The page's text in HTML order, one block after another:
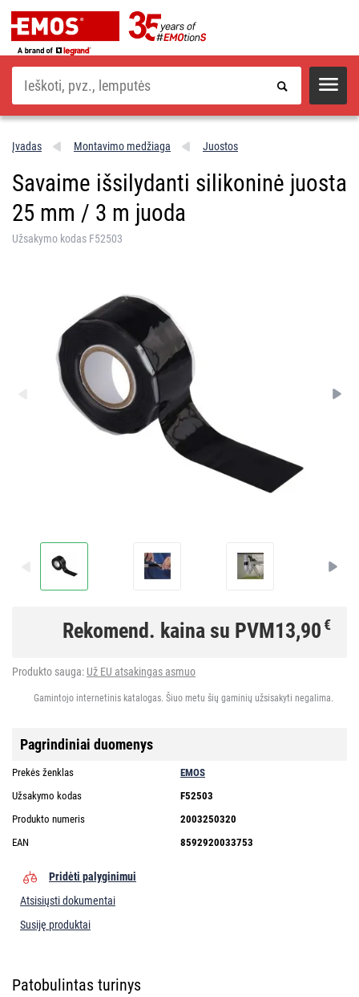
Paieška
Įvadas Montavimo medžiaga Juostos
Savaime išsilydanti silikoninė juosta
25 mm / 3 m juoda
Užsakymo kodas F52503
Rekomend. kaina su PVM13,90€
Produkto sauga: Už EU atsakingas asmuo
Gamintojo internetinis katalogas. Šiuo metu šių gaminių užsisakyti negalima.
Pagrindiniai duomenys
Prekės ženklas
EMOS
Užsakymo kodas
F52503
Produkto numeris
2003250320
EAN
8592920033753
Pridėti palyginimui
Atsisiųsti dokumentai
Susiję produktai
Patobulintas turinys